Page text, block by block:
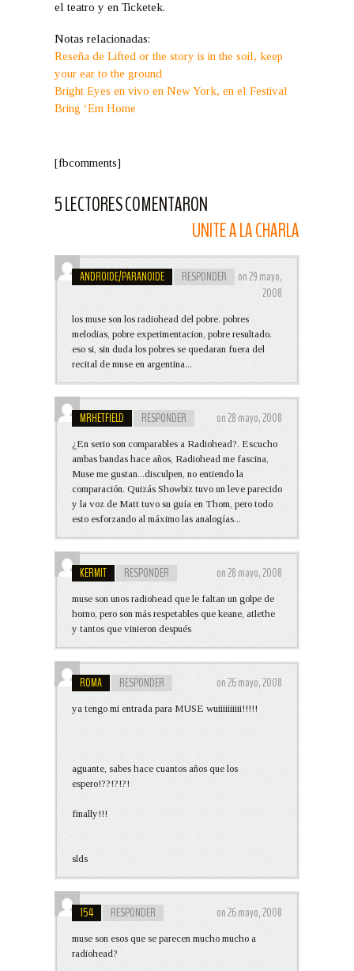
el teatro y en Ticketek.
Notas relacionadas:
Reseña de Lifted or the story is in the soil, keep
your ear to the ground
Bright Eyes en vivo en New York, en el Festival
Bring ‘Em Home
[fbcomments]
5 LECTORES COMENTARON
UNITE A LA CHARLA
ANDROIDE/PARANOIDE RESPONDER
on 29 mayo,
2008
los muse son los radiohead del pobre. pobres
melodias, pobre experimentacion, pobre resultado.
eso si, sin duda los pobres se quedaran fuera del
recital de muse en argentina...
MRHETFIELD RESPONDER on 28 mayo, 2008
¿En serio son comparables a Radiohead?. Escucho
ambas bandas hace años, Radiohead me fascina,
Muse me gustan...disculpen, no entiendo la
comparación. Quizás Showbiz tuvo un leve parecido
y la voz de Matt tuvo su guía en Thom, pero todo
esto esforzando al máximo las analogías...
KERMIT RESPONDER on 28 mayo, 2008
muse son unos radiohead que le faltan un golpe de
horno, pero son más respetables que keane, atlethe
y tantos que vinieron después
ROMA RESPONDER on 26 mayo, 2008
ya tengo mi entrada para MUSE wuiiiiiiiiii!!!!!
aguante, sabes hace cuantos años que los
espero!??!?!?!
finally!!!
slds
154 RESPONDER on 26 mayo, 2008
muse son esos que se parecen mucho mucho a
radiohead?